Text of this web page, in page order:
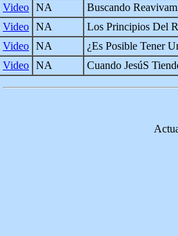
Video NA
Buscando
Video NA
Los Principios Del
Video NA
¿Es Posible Tener
Video NA Cuando JesúS